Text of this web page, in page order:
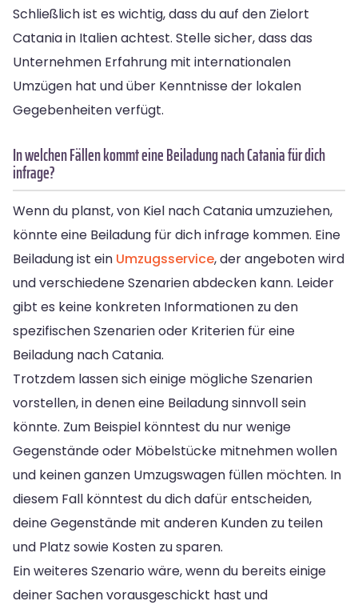
Schließlich ist es wichtig, dass du auf den Zielort
Catania in Italien achtest. Stelle sicher, dass das
Unternehmen Erfahrung mit internationalen
Umzügen hat und über Kenntnisse der lokalen
Gegebenheiten verfügt.
In welchen Fällen kommt eine Beiladung nach Catania für dich
infrage?
Wenn du planst, von Kiel nach Catania umzuziehen,
könnte eine Beiladung für dich infrage kommen. Eine
Beiladung ist ein Umzugsservice, der angeboten wird
und verschiedene Szenarien abdecken kann. Leider
gibt es keine konkreten Informationen zu den
spezifischen Szenarien oder Kriterien für eine
Beiladung nach Catania.
Trotzdem lassen sich einige mögliche Szenarien
vorstellen, in denen eine Beiladung sinnvoll sein
könnte. Zum Beispiel könntest du nur wenige
Gegenstände oder Möbelstücke mitnehmen wollen
und keinen ganzen Umzugswagen füllen möchten. In
diesem Fall könntest du dich dafür entscheiden,
deine Gegenstände mit anderen Kunden zu teilen
und Platz sowie Kosten zu sparen.
Ein weiteres Szenario wäre, wenn du bereits einige
deiner Sachen vorausgeschickt hast und